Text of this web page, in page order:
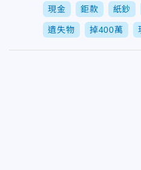
現金 鉅款 紙鈔
遺失物 掉400萬